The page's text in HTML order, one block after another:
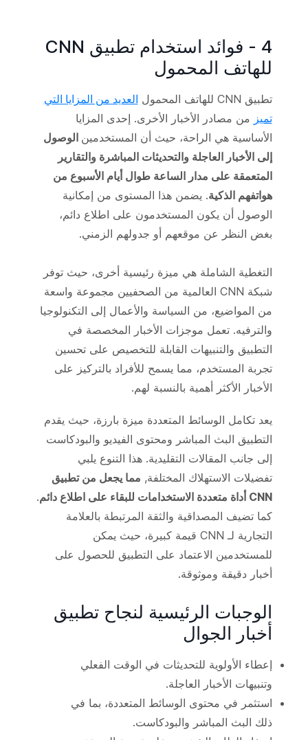
4 - فوائد استخدام تطبيق CNN
للهاتف المحمول
تطبيق CNN للهاتف المحمول
العديد من المزايا التي
تميز من مصادر الأخبار الأخرى. إحدى المزايا
الأساسية هي الراحة، حيث أن المستخدمين الوصول
إلى الأخبار العاجلة والتحديثات المباشرة والتقارير
المتعمقة على مدار الساعة طوال أيام الأسبوع من
هواتفهم الذكية. يضمن هذا المستوى من إمكانية
الوصول أن يكون المستخدمون على اطلاع دائم،
بغض النظر عن موقعهم أو جدولهم الزمني.
التغطية الشاملة هي ميزة رئيسية أخرى، حيث توفر
شبكة CNN العالمية من الصحفيين مجموعة واسعة
من المواضيع، من السياسة والأعمال إلى التكنولوجيا
والترفيه. تعمل موجزات الأخبار المخصصة في
التطبيق والتنبيهات القابلة للتخصيص على تحسين
تجربة المستخدم، مما يسمح للأفراد بالتركيز على
الأخبار الأكثر أهمية بالنسبة لهم.
يعد تكامل الوسائط المتعددة ميزة بارزة، حيث يقدم
التطبيق البث المباشر ومحتوى الفيديو والبودكاست
إلى جانب المقالات التقليدية. هذا التنوع يلبي
تفضيلات الاستهلاك المختلفة, مما يجعل من تطبيق
CNN أداة متعددة الاستخدامات للبقاء على اطلاع دائم
.
كما تضيف المصداقية والثقة المرتبطة بالعلامة
التجارية لـ CNN قيمة كبيرة، حيث يمكن
للمستخدمين الاعتماد على التطبيق للحصول على
أخبار دقيقة وموثوقة.
الوجبات الرئيسية لنجاح تطبيق
أخبار الجوال
إعطاء الأولوية للتحديثات في الوقت الفعلي
وتنبيهات الأخبار العاجلة.
استثمر في محتوى الوسائط المتعددة، بما في
ذلك البث المباشر والبودكاست.